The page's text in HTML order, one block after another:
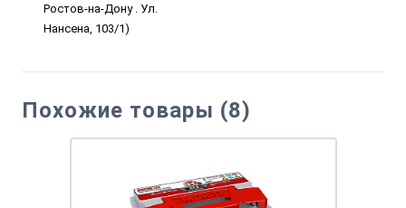
Ростов-на-Дону . Ул.
Нансена, 103/1)
Похожие товары (8)